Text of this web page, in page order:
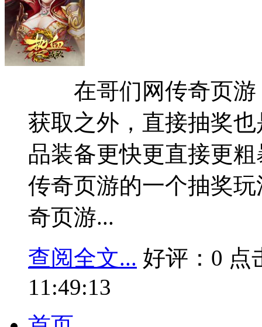
在哥们网传奇页游
获取之外，直接抽奖
品装备更快更直接更
传奇页游的一个抽奖
奇页游...
查阅全文... 好评：0 点
11:49:13